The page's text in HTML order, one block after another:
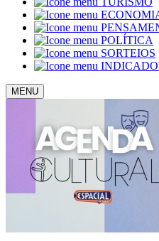
POLÍTICA
SORTEIOS
MENU